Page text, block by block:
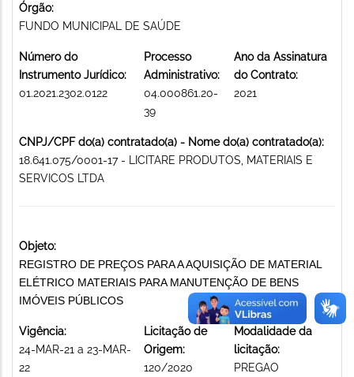
Órgão:
FUNDO MUNICIPAL DE SAÚDE
Número do
Instrumento Jurídico:
01.2021.2302.0122
Processo
Administrativo:
04.000861.20-
39
Ano da Assinatura
do Contrato:
2021
CNPJ/CPF do(a) contratado(a) - Nome do(a) contratado(a):
18.641.075/0001-17 - LICITARE PRODUTOS, MATERIAIS E
SERVICOS LTDA
Objeto:
REGISTRO DE PREÇOS PARA A AQUISIÇÃO DE MATERIAL
ELÉTRICO MATERIAIS PARA MANUTENÇÃO DE BENS
IMÓVEIS PÚBLICOS
Vigência:
24-MAR-21 a 23-MAR-
22
Licitação de
Origem:
120/2020
Modalidade da
licitação:
PREGAO